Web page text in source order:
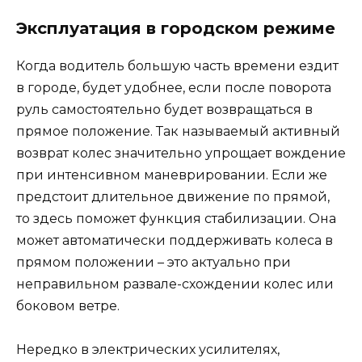
Эксплуатация в городском режиме
Когда водитель большую часть времени ездит
в городе, будет удобнее, если после поворота
руль самостоятельно будет возвращаться в
прямое положение. Так называемый активный
возврат колес значительно упрощает вождение
при интенсивном маневрировании. Если же
предстоит длительное движение по прямой,
то здесь поможет функция стабилизации. Она
может автоматически поддерживать колеса в
прямом положении – это актуально при
неправильном развале-схождении колес или
боковом ветре.
Нередко в электрических усилителях,